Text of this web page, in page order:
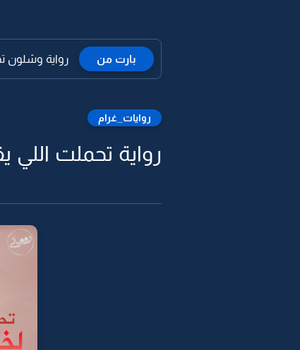
بارت من رواية وشلون
روايات_غرام
رواية تحملت اللي